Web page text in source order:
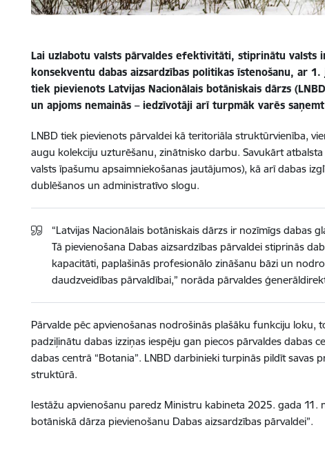
Lai uzlabotu valsts pārvaldes efektivitāti, stiprinātu valsts
konsekventu dabas aizsardzības politikas īstenošanu, ar
tiek pievienots Latvijas Nacionālais botāniskais dārzs
un apjoms nemainās – iedzīvotāji arī turpmāk varēs
LNBD tiek pievienots pārvaldei kā teritoriāla struktūrvienība,
augu kolekciju uzturēšanu, zinātnisko darbu. Savukārt
valsts īpašumu apsaimniekošanas jautājumos), kā arī dabas
dublēšanos un administratīvo slogu.
“Latvijas Nacionālais botāniskais dārzs ir nozīmīgs dabas
Tā pievienošana Dabas aizsardzības pārvaldei stiprinās
kapacitāti, paplašinās profesionālo zināšanu bāzi un
daudzveidības pārvaldībai,” norāda pārvaldes
Pārvalde pēc apvienošanas nodrošinās plašāku funkciju
padziļinātu dabas izziņas iespēju gan piecos pārvaldes dabas
dabas centrā “Botania”. LNBD darbinieki turpinās pildīt savas
struktūrā.
Iestāžu apvienošanu paredz Ministru kabineta 2025. gada 11.
botāniskā dārza pievienošanu Dabas aizsardzības pārvaldei”.